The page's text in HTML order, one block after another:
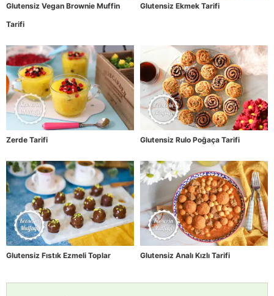
Glutensiz Vegan Brownie Muffin
Tarifi
Glutensiz Ekmek Tarifi
Zerde Tarifi Glutensiz Rulo Poğaça Tarifi
Glutensiz Fıstık Ezmeli Toplar Glutensiz Analı Kızlı Tarifi